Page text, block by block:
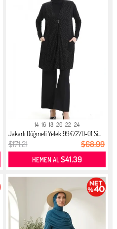
14 16 18 20 22 24
Jakarlı Düğmeli Yelek 994727D-01 Si...
$171.21 $68.99
HEMEN AL$41.39